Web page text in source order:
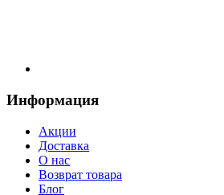
Информация
Акции
Доставка
О нас
Возврат товара
Блог